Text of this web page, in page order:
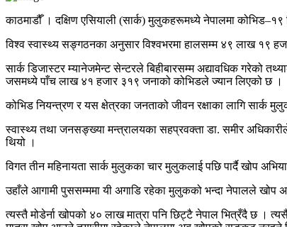
काठमाडौँ । दक्षिण एसियाली (सार्क) मुलुकहरूमध्ये नेपालमा
विश्व स्वास्थ्य सङ्गठनका अनुसार विश्वभरमा हालसम्म ४९ लाख १९
सार्क डिजास्टर म्यानेजमेन्ट सेन्टरले बिहीबारसम्म अद्यावधिक
जसमध्ये पाँच लाख ४१ हजार ३१९ जनाको कोभिडले ज्यान लिएको छ ।
कोभिड नियन्त्रण र यस क्षेत्रका जनताको जीवन रक्षाका लागि
स्वास्थ्य तथा जनसङ्ख्या मन्त्रालयका सहप्रवक्ता डा. समीर
थियो ।
विगत तीन महिनायता सार्क मुलुकका चार मुलुकलाई पछि पार्दै खोप
उहाँले आगामी पुससम्ममा यी अगाडि रहेका मुलुकको भन्दा नेपालले खोप
त्यस्तै मोडेर्ना खोपको ४० लाख मात्रा पनि छिट्टै नेपाल भित्रँदै छ ।